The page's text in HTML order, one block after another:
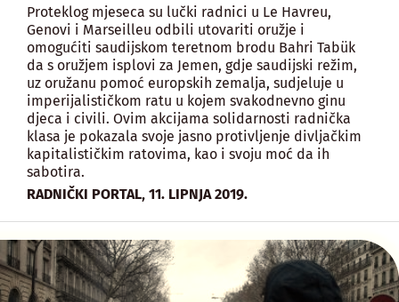
Proteklog mjeseca su lučki radnici u Le Havreu,
Genovi i Marseilleu odbili utovariti oružje i
omogućiti saudijskom teretnom brodu Bahri Tabük
da s oružjem isplovi za Jemen, gdje saudijski režim,
uz oružanu pomoć europskih zemalja, sudjeluje u
imperijalističkom ratu u kojem svakodnevno ginu
djeca i civili. Ovim akcijama solidarnosti radnička
klasa je pokazala svoje jasno protivljenje divljačkim
kapitalističkim ratovima, kao i svoju moć da ih
sabotira.
RADNIČKI PORTAL, 11. LIPNJA 2019.